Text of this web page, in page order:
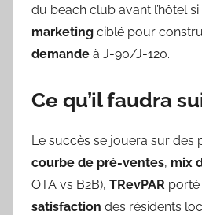
du beach club avant l’hôtel
marketing ciblé pour
demande à J-90/J-120.
Ce qu’il faudra
Le succès se jouera sur des
courbe de pré-ventes, mix
OTA vs B2B), TRevPAR porté
satisfaction des résidents